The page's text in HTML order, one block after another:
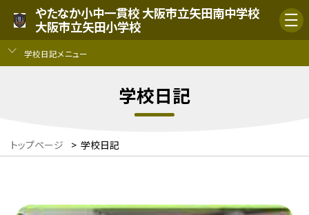
やたなか小中一貫校 大阪市立矢田南中学校
大阪市立矢田小学校
学校日記メニュー
学校日記
トップページ > 学校日記